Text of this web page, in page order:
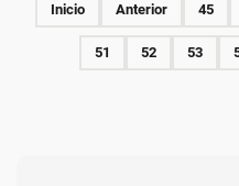
Inicio Anterior 45
51 52 53